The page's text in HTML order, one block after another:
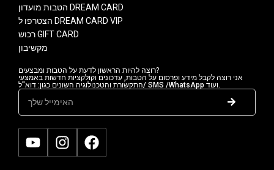
הטבות מועדון DREAM CARD
הצטרפו ל DREAM CARD VIP
רכוש GIFT CARD
מקשיבון
רוצה להיות הראשון לדעת על הטבות ומבצעים?
אני רוצה לקבל מידע ופרסום על הטבות, עדכונים וקולקציות חדשות באמצעי
התקשורת והטכנולוגיה השונים כגון: דוא"ל/ SMS /WhatsApp ועוד.